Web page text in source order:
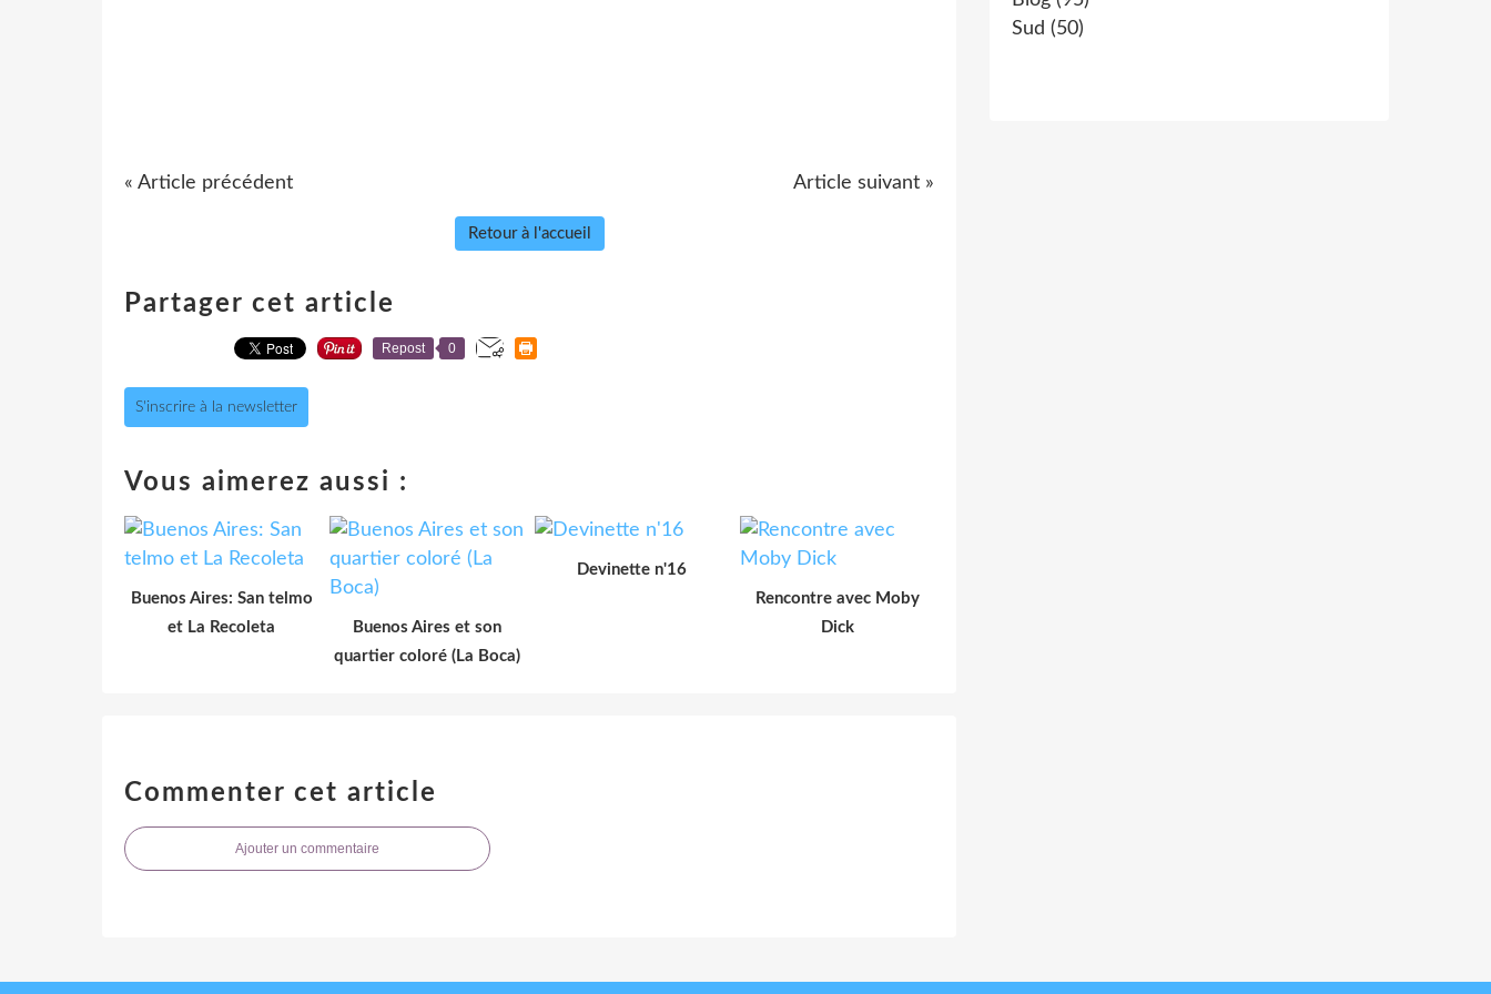
« Article précédent Article suivant »
Retour à l'accueil
Partager cet article
Repost 0
S'inscrire à la newsletter
Vous aimerez aussi :
Buenos Aires: San telmo
et La Recoleta
Buenos Aires et son
quartier coloré (La Boca)
Devinette n'16
Rencontre avec Moby
Dick
Commenter cet article
Ajouter un commentaire
Sud (50)